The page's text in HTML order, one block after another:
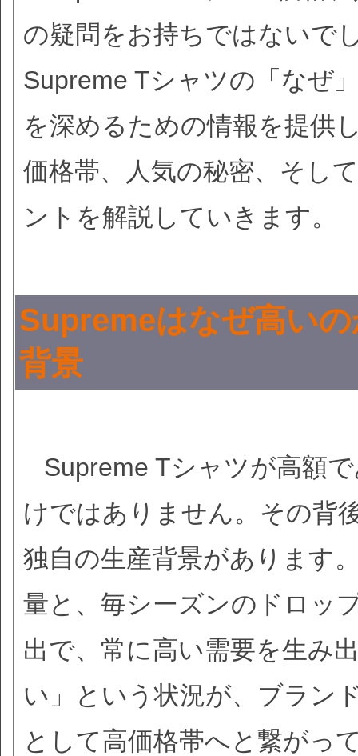
の疑問をお持ちではないで
Supreme Tシャツの「なぜ
を深めるための情報を提供
価格帯、人気の秘密、そし
ントを解説していきます。
Supremeはなぜ高い
背景
Supreme Tシャツが高額
けではありません。その背
独自の生産背景があります
量と、毎シーズンのドロッ
出で、常に高い需要を生み
い」という状況が、ブラン
として高価格帯へと繋がっ